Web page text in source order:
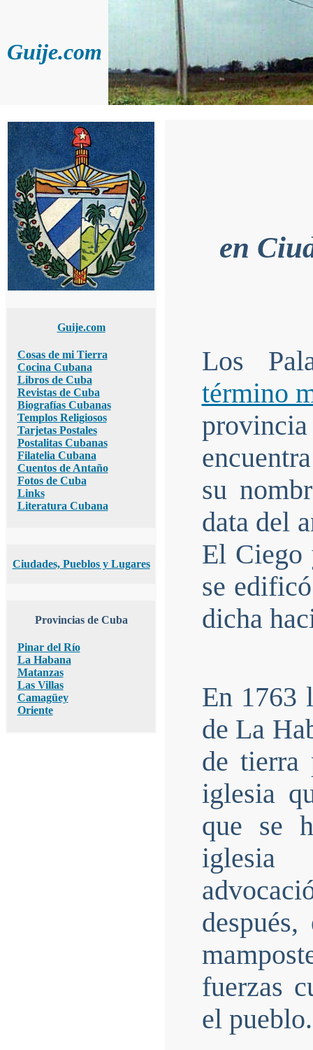
Guije.com
Guije.com
Cosas de mi Tierra
Cocina Cubana
Libros de Cuba
Revistas de Cuba
Biografías Cubanas
Templos Religiosos
Tarjetas Postales
Postalitas Cubanas
Filatelia Cubana
Cuentos de Antaño
Fotos de Cuba
Links
Literatura Cubana
Ciudades, Pueblos y Lugares
Provincias de Cuba
Pinar del Río
La Habana
Matanzas
Las Villas
Camagüey
Oriente
en
Los
término
su
data del
El Ciego
se
dicha
En 1763
de La
de tierra
iglesia
que se
iglesia
fuerzas
el pueblo.